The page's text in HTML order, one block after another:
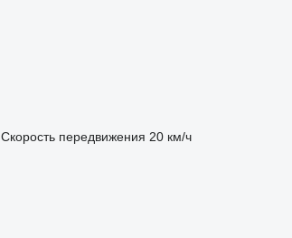
Скорость передвижения 20 км/ч